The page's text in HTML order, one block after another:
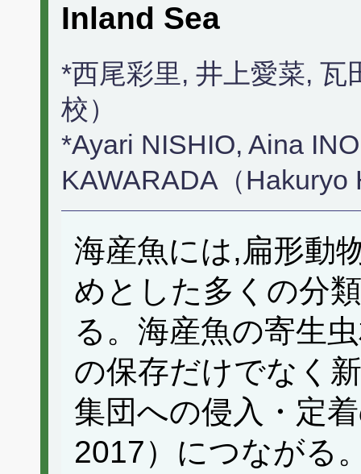
Inland Sea
*西尾彩里, 井上愛菜, 瓦
校）
*Ayari NISHIO, Aina
KAWARADA（Hakuryo
海産魚には,扁形動
めとした多くの分
る。海産魚の寄生
の保存だけでなく
集団への侵入・定
2017）につながる